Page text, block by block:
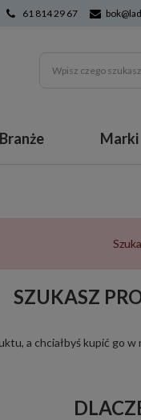
61 814 29 67
Branże Marki
SZUKASZ
a chciałbyś kupić go